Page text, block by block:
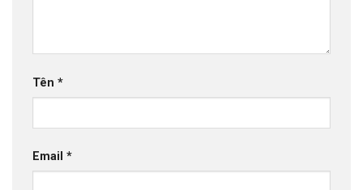
Tên *
Email *